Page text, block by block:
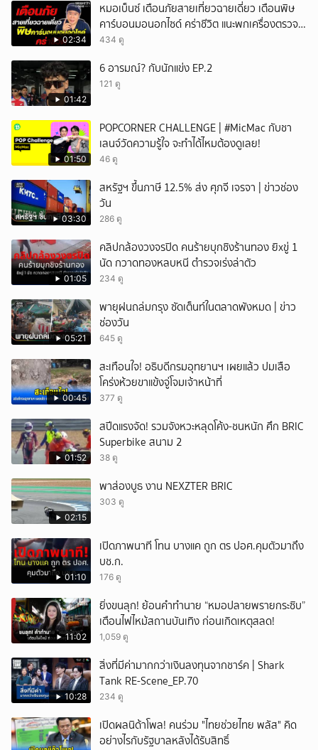
02:34
หมอเบ็นซ์ เตือนภัยสายเที่ยวฉายเดี่ยว เตือนพิษ
คาร์บอนมอนอกไซด์ คร่าชีวิต แนะพกเครื่องตรวจ
วัดติดตัว
434 ดู
01:42
6 อารมณ์? กับนักแข่ง EP.2
121 ดู
01:50
POPCORNER CHALLENGE | #MicMac กับชา
เลนจ์วัดความรู้ใจ จะทำได้ไหมต้องดูเลย!
46 ดู
03:30
สหรัฐฯ ขึ้นภาษี 12.5% ส่ง ศุภจี เจรจา | ข่าวช่อง
วัน
286 ดู
01:05
คลิปกล้องวงจรปิด คนร้ายบุกชิงร้านทอง ยิxขู่ 1
นัด กวาดทองหลบหนี ตำรวจเร่งล่าตัว
234 ดู
05:21
พายุฝนถล่มกรุง ซัดเต็นท์ในตลาดพังหมด | ข่าว
ช่องวัน
645 ดู
00:45
สะเทือนใจ! อธิบดีกรมอุทยานฯ เผยแล้ว ปมเสือ
โคร่งห้วยขาแข้งจู่โจมเจ้าหน้าที่
377 ดู
01:52
สปีดแรงจัด! รวมจังหวะหลุดโค้ง-ชนหนัก ศึก BRIC
Superbike สนาม 2
38 ดู
02:15
พาส่องบูธ งาน NEXZTER BRIC
303 ดู
01:10
เปิดภาพนาที โทน บางแค ถูก ตร ปอศ.คุมตัวมาถึง
บช.ก.
176 ดู
11:02
ยิ่งขนลุก! ย้อนคำทำนาย “หมอปลายพรายกระซิบ”
เตือนไฟไหม้สถานบันเทิง ก่อนเกิดเหตุสลด!
1,059 ดู
10:28
สิ่งที่มีค่ามากกว่าเงินลงทุนจากชาร์ค | Shark
Tank RE-Scene_EP.70
234 ดู
เปิดผลนิด้าโพล! คนร่วม "ไทยช่วยไทย พลัส" คิด
อย่างไรกับรัฐบาลหลังได้รับสิทธิ์